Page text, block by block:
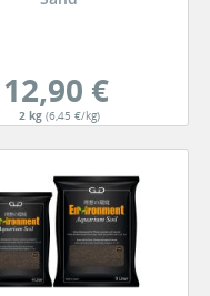
12,90 €
2 kg (6,45 €/kg)